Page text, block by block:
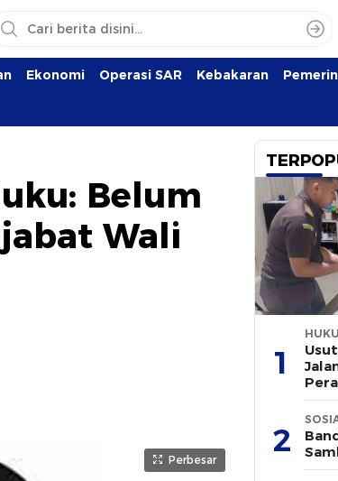
Ekonomi Operasi SAR Kebakaran
Belum
Wali
Perbesar
1
2